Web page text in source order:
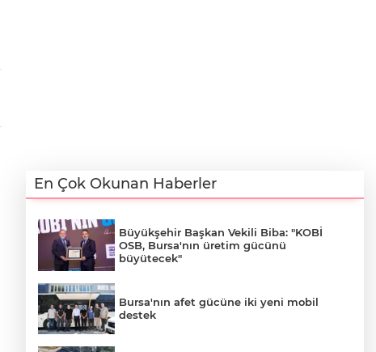
En Çok Okunan Haberler
Büyükşehir Başkan Vekili Biba: "KOBİ
OSB, Bursa'nın üretim gücünü
büyütecek"
Bursa'nın afet gücüne iki yeni mobil
destek